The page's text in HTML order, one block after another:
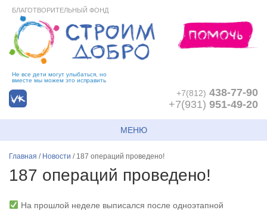
БЛАГОТВОРИТЕЛЬНЫЙ ФОНД
Не все дети могут улыбаться, но
вместе мы можем это исправить
+7(812) 438-77-90
+7(931) 951-49-20
МЕНЮ
Главная / Новости / 187 операций проведено!
187 операций проведено!
На прошлой неделе выписался после одноэтапной